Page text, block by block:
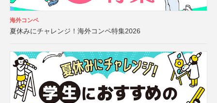
海外コンペ
夏休みにチャレンジ！海外コンペ特集2026